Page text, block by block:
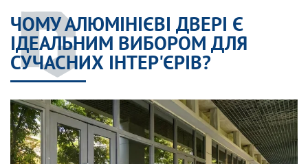
ЧОМУ АЛЮМІНІЄВІ ДВЕРІ Є
ІДЕАЛЬНИМ ВИБОРОМ ДЛЯ
СУЧАСНИХ ІНТЕР'ЄРІВ?